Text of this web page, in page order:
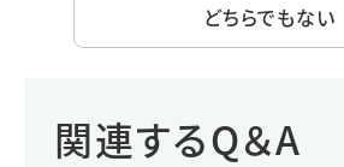
どちらでもない
関連するQ＆A